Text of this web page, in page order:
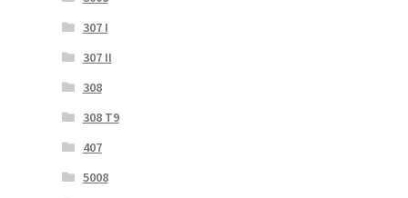
307 I
307 II
308
308 T9
407
5008